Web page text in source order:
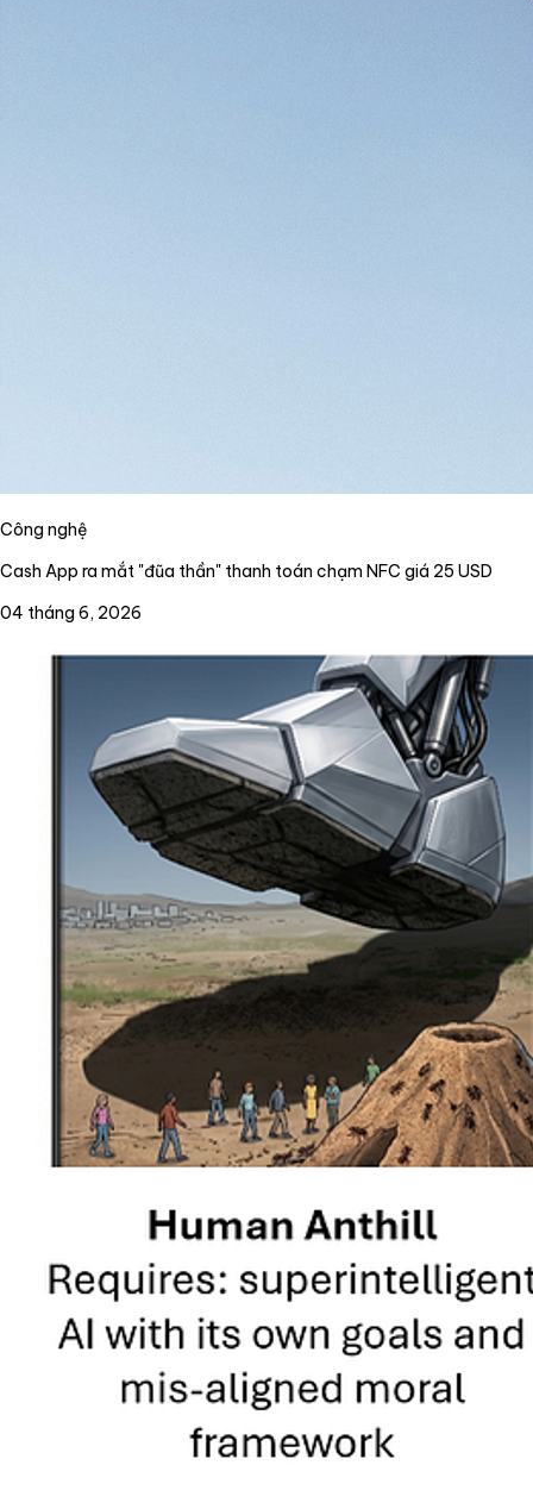
Công nghệ
Cash App ra mắt "đũa thần" thanh toán chạm NFC giá 25 USD
04 tháng 6, 2026